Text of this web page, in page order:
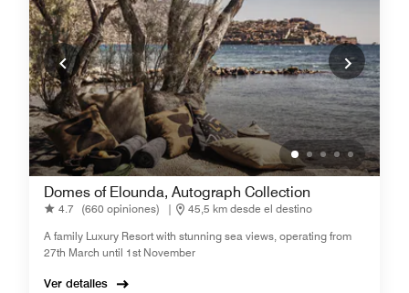
Domes of Elounda, Autograph Collection
4.7 (660 opiniones) |
45,5 km desde el destino
A family Luxury Resort with stunning sea views, operating from
27th March until 1st November
Ver detalles